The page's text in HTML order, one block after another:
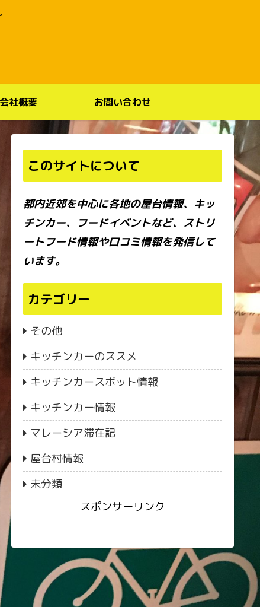
会社概要 お問い合わせ
このサイトについて
都内近郊を中心に各地の屋台情報、キッ
チンカー、フードイベントなど、ストリ
ートフード情報や口コミ情報を発信して
います。
カテゴリー
その他
キッチンカーのススメ
キッチンカースポット情報
キッチンカー情報
マレーシア滞在記
屋台村情報
未分類
スポンサーリンク